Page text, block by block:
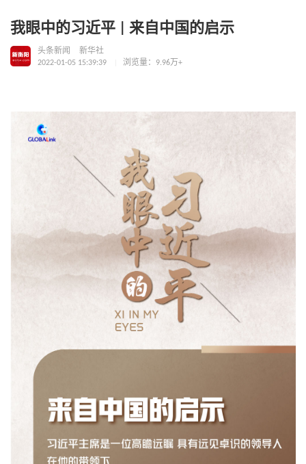
我眼中的习近平 | 来自中国的启示
头条新闻
新华社
2022-01-05 15:39:39
浏览量：9.96万+